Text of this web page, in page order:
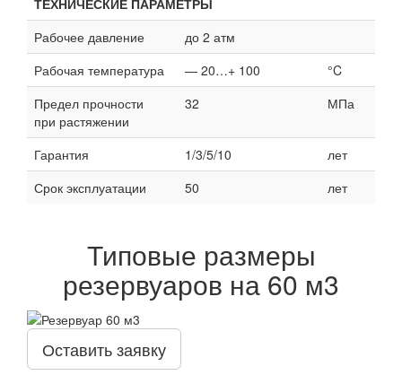
ТЕХНИЧЕСКИЕ ПАРАМЕТРЫ
Рабочее давление
до 2 атм
Рабочая температура
— 20…+ 100
°C
Предел прочности
при растяжении
32 МПа
Гарантия 1/3/5/10
лет
Срок эксплуатации
50 лет
Типовые размеры
резервуаров на 60 м3
Оставить заявку